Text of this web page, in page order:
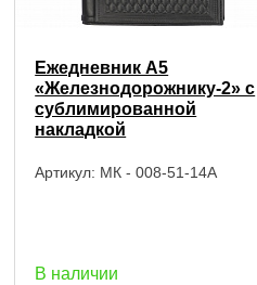
Ежедневник А5
«Железнодорожнику-2» с
сублимированной
накладкой
Артикул: МК - 008-51-14А
В наличии